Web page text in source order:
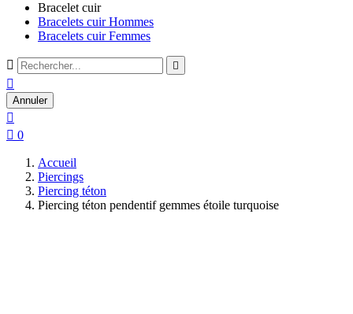
Bracelet cuir
Bracelets cuir Hommes
Bracelets cuir Femmes
 

Annuler

 0
Accueil
Piercings
Piercing téton
Piercing téton pendentif gemmes étoile turquoise